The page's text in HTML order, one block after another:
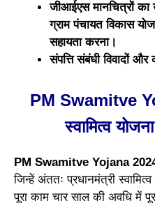
जीआईएस मानचित्रों का
ग्राम पंचायत विकास
सहायता करना।
संपत्ति संबंधी विवादों
PM Swamitve
स्वामित्व
PM Swamitve Yojana
जिन्हें अंततः प्रधानमंत्री
पूरा काम चार साल की अवधि में